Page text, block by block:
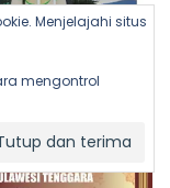
Menjelajahi situs
mengontrol